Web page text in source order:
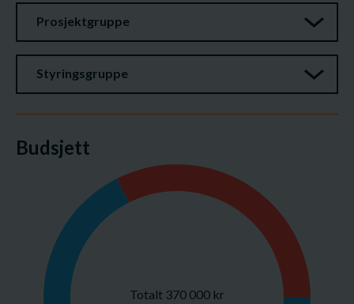
Prosjektgruppe
Styringsgruppe
Budsjett
Totalt 370 000 kr